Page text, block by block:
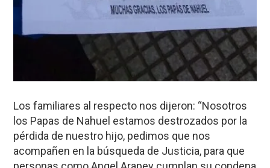
Los familiares al respecto nos dijeron: “Nosotros
los Papas de Nahuel estamos destrozados por la
pérdida de nuestro hijo, pedimos que nos
acompañen en la búsqueda de Justicia, para que